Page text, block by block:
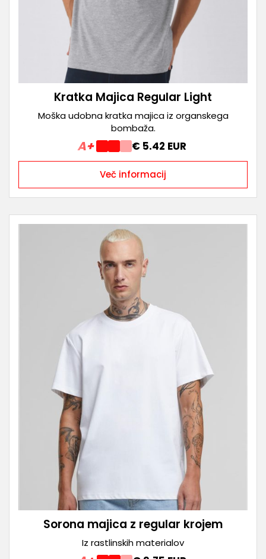
Kratka Majica Regular Light
Moška udobna kratka majica iz organskega
bombaža.
A+ € 5.42 EUR
Več informacij
Sorona majica z regular krojem
Iz rastlinskih materialov